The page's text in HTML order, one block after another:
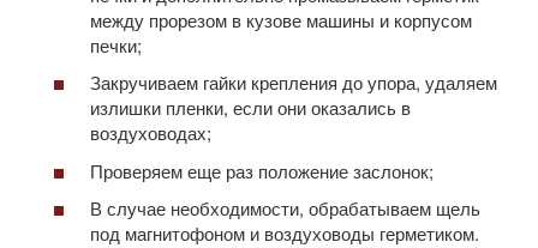
между прорезом в кузове машины и корпусом
печки;
Закручиваем гайки крепления до упора, удаляем
излишки пленки, если они оказались в
воздуховодах;
Проверяем еще раз положение заслонок;
В случае необходимости, обрабатываем щель
под магнитофоном и воздуховоды герметиком.